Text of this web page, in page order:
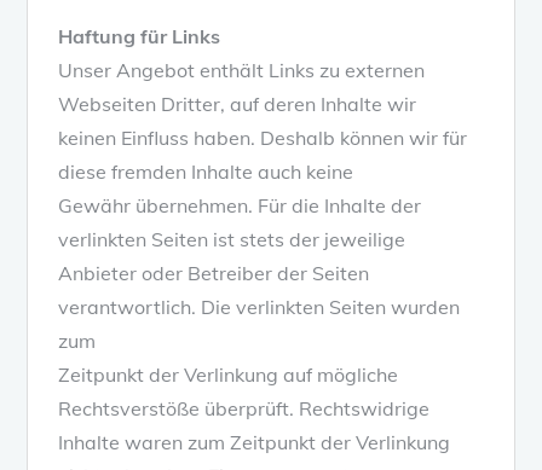
Haftung für Links
Unser Angebot enthält Links zu externen
Webseiten Dritter, auf deren Inhalte wir
keinen Einfluss haben. Deshalb können wir für
diese fremden Inhalte auch keine
Gewähr übernehmen. Für die Inhalte der
verlinkten Seiten ist stets der jeweilige
Anbieter oder Betreiber der Seiten
verantwortlich. Die verlinkten Seiten wurden
zum
Zeitpunkt der Verlinkung auf mögliche
Rechtsverstöße überprüft. Rechtswidrige
Inhalte waren zum Zeitpunkt der Verlinkung